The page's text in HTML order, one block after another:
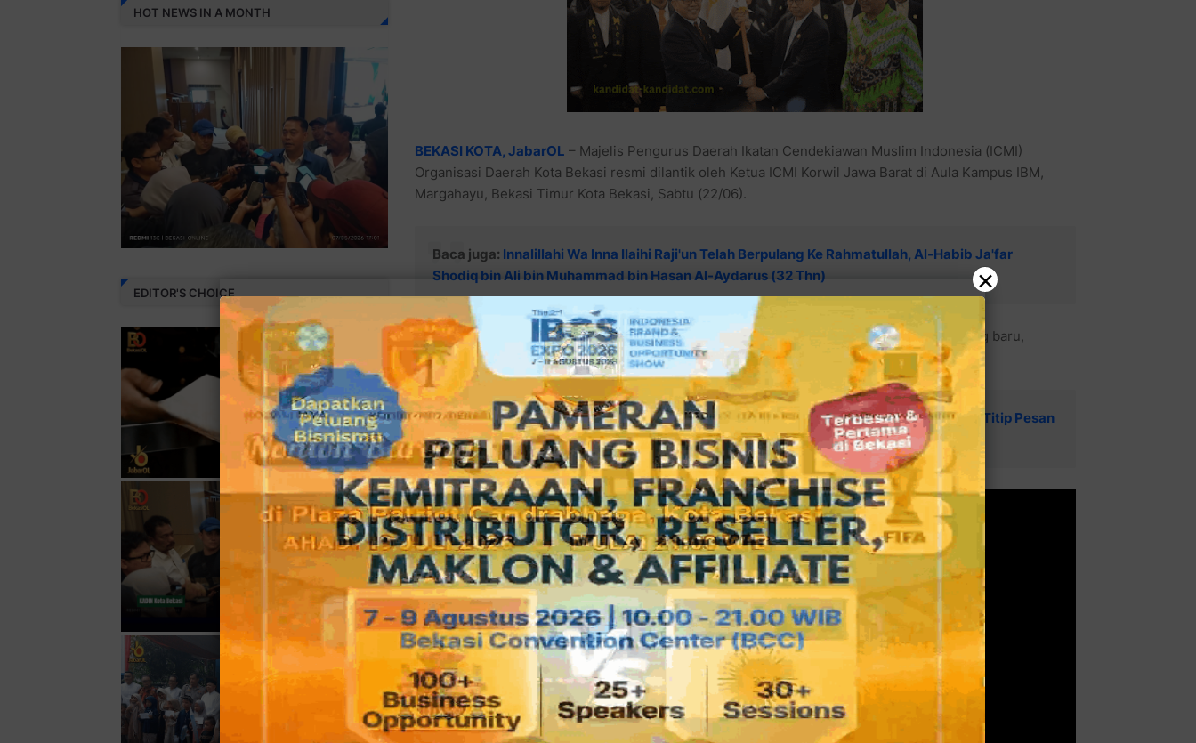
BEKASI KOTA, JabarOL – Majelis Pengurus Daerah Ikatan Cendekiawan Muslim Indonesia (ICMI)
Organisasi Daerah Kota Bekasi resmi dilantik oleh Ketua ICMI Korwil Jawa Barat di Aula Kampus IBM,
Margahayu, Bekasi Timur Kota Bekasi, Sabtu (22/06).
Baca juga: Innalillahi Wa Inna Ilaihi Raji'un Telah Berpulang Ke Rahmatullah, Al-Habib Ja'far
Shodiq bin Ali bin Muhammad bin Hasan Al-Aydarus (32 Thn)
Dalam kesempatan ini DR. H. Inayatullah ditunjuk sebagai Ketua ICMI Orda Kota Bekasi yang baru,
menggantikan kepengurusan terdahulu sebagai Ketua Tingkat Kota Faisal Moeliza.
Baca juga:B. Joko S. Ketum SHANTRI Kota Bekasi: Balon Walikota Bekasi Tri Adhianto Titip Pesan
Kasih Sayang ke Anak-Anak Yatim-Piatu & Dhuafa
HOT NEWS IN A MONTH
EDITOR'S CHOICE ×